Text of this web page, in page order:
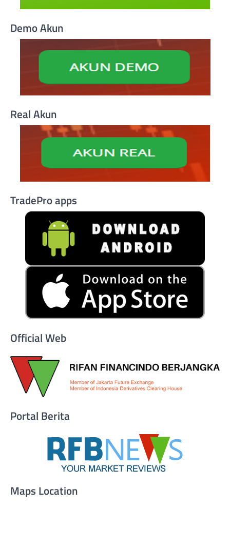
Demo Akun
Real Akun
TradePro apps
Official Web
Portal Berita
Maps Location